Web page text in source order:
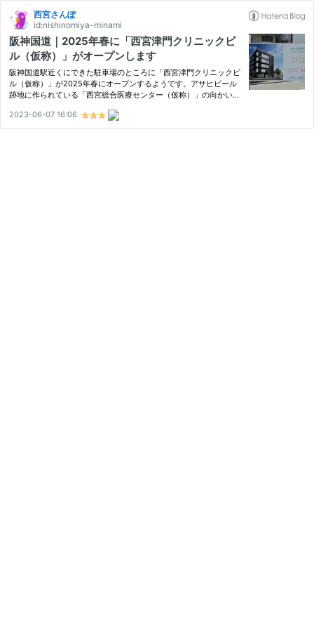
西宮さんぽ
id:nishinomiya-minami
阪神国道｜2025年春に「西宮津門クリニックビ
ル（仮称）」がオープンします
阪神国道駅近くにできた駐車場のところに「西宮津門クリニックビ
ル（仮称）」が2025年春にオープンするようです。アサヒビール
跡地に作られている「西宮総合医療センター（仮称）」の向かいで
2023-06-07 16:06